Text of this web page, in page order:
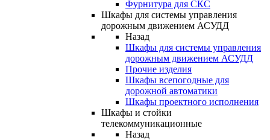
Фурнитура для СКС
Шкафы для системы управления
дорожным движением АСУДД
Назад
Шкафы для системы управления
дорожным движением АСУДД
Прочие изделия
Шкафы всепогодные для
дорожной автоматики
Шкафы проектного исполнения
Шкафы и стойки
телекоммуникационные
Назад